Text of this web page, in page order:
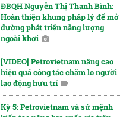
ĐBQH Nguyễn Thị Thanh Bình:
Hoàn thiện khung pháp lý để mở
đường phát triển năng lượng
ngoài khơi
[VIDEO] Petrovietnam nâng cao
hiệu quả công tác chăm lo người
lao động hưu trí
Kỳ 5: Petrovietnam và sứ mệnh